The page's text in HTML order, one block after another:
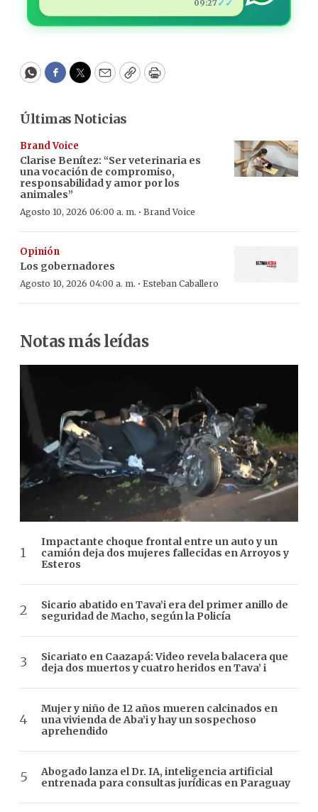
09:27 ✓✓
WhatsApp
Facebook
Twitter
EmailCopyPrint
Últimas Noticias
Brand Voice
Clarise Benítez: “Ser veterinaria es
una vocación de compromiso,
responsabilidad y amor por los
animales”
Agosto 10, 2026 06:00 a. m. · Brand Voice
Opinión
Los gobernadores
Agosto 10, 2026 04:00 a. m. · Esteban Caballero
Notas más leídas
Impactante choque frontal entre un auto y un
camión deja dos mujeres fallecidas en Arroyos y
Esteros
Sicario abatido en Tava’i era del primer anillo de
seguridad de Macho, según la Policía
Sicariato en Caazapá: Video revela balacera que
deja dos muertos y cuatro heridos en Tava’ i
Mujer y niño de 12 años mueren calcinados en
una vivienda de Aba’i y hay un sospechoso
aprehendido
Abogado lanza el Dr. IA, inteligencia artificial
entrenada para consultas jurídicas en Paraguay